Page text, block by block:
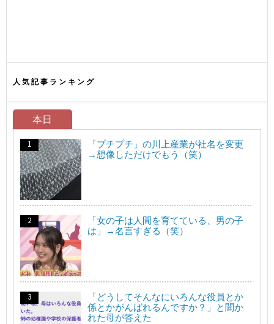
人気記事ランキング
本日
「プチプチ」の川上産業が社名を変更
→想像しただけでもう（笑）
「女の子は人間を育てている、男の子
は」→名言すぎる（笑）
「どうしてそんなにいろんな役員とか
係とかがんばれるんですか？」と聞か
れた母が答えた